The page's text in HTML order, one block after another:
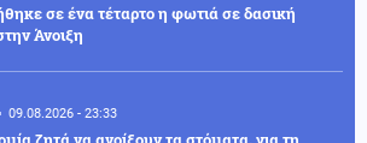
σε ένα τέταρτο η φωτιά σε δασική
Άνοιξη
09.08.2026 - 23:33